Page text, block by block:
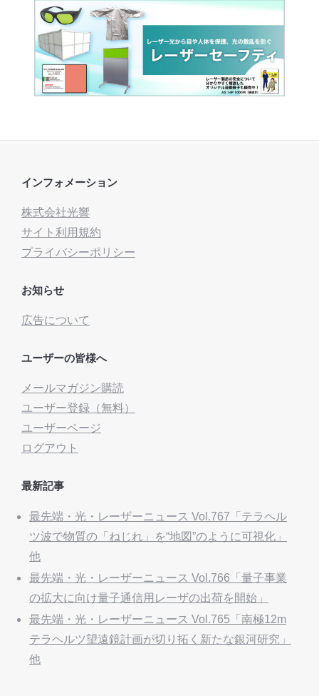
インフォメーション
株式会社光響
サイト利用規約
プライバシーポリシー
お知らせ
広告について
ユーザーの皆様へ
メールマガジン購読
ユーザー登録（無料）
ユーザーページ
ログアウト
最新記事
最先端・光・レーザーニュース Vol.767「テラヘル
ツ波で物質の「ねじれ」を“地図”のように可視化」
他
最先端・光・レーザーニュース Vol.766「量子事業
の拡大に向け量子通信用レーザの出荷を開始」
最先端・光・レーザーニュース Vol.765「南極12m
テラヘルツ望遠鏡計画が切り拓く新たな銀河研究」
他